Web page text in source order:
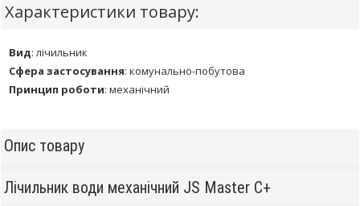
Характеристики товару:
Вид:лічильник
Сфера застосування: комунально-побутова
Принцип роботи: механічний
Опис товару
Лічильник води механічний JS Master С+